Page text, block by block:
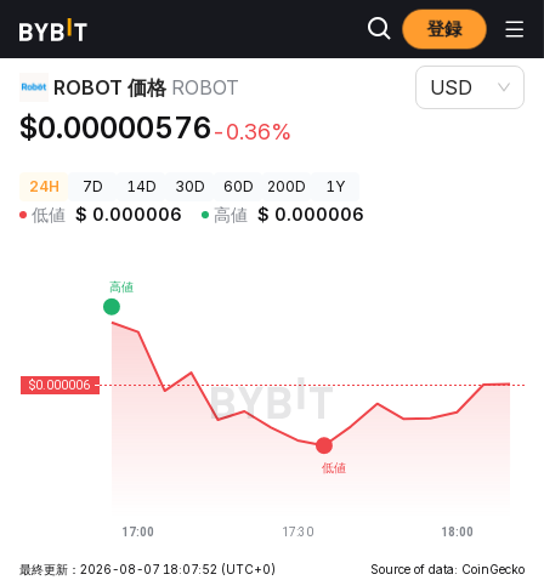
登録
暗号資産価格
ROBOT 価格 ROBOT
$0.00000576-0.36%
USD
24H 7D 14D 30D 60D 200D 1Y
低値 $ 0.000006 高値 $ 0.000006
最終更新：2026-08-07 18:07:52 (UTC+0) Source of data: CoinGecko